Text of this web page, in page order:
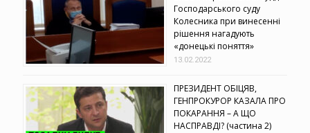
Господарського суду
Колесника при винесенні
рішення нагадують
«донецькі поняття»
13.02.2022
ПРЕЗИДЕНТ ОБІЦЯВ,
ГЕНПРОКУРОР КАЗАЛА ПРО
ПОКАРАННЯ – А ЩО
НАСПРАВДІ? (частина 2)